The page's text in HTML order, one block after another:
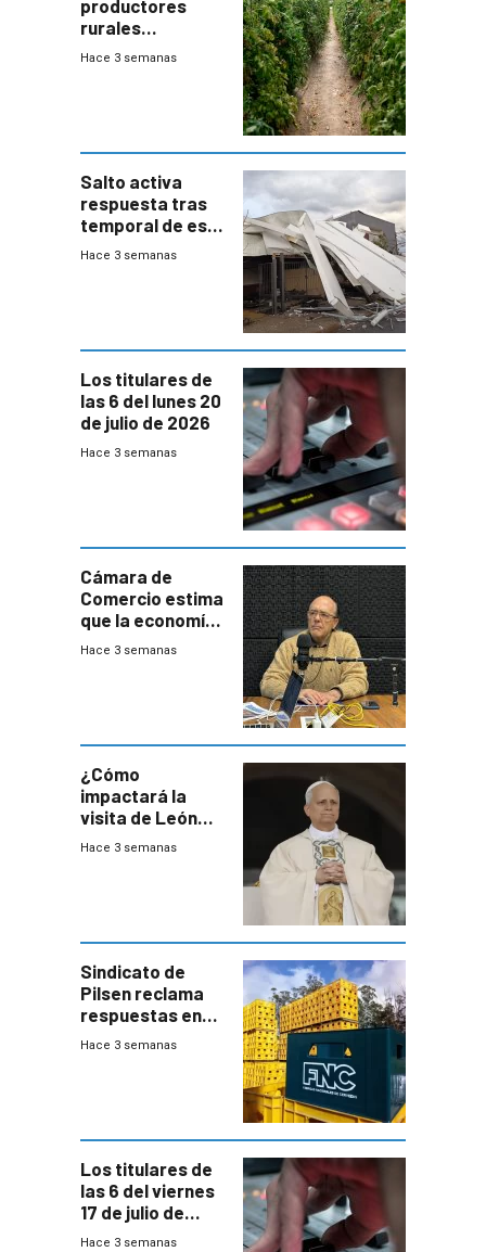
productores
rurales
afectados tras
Hace 3 semanas
Salto activa
respuesta tras
temporal de este
sábado con
Hace 3 semanas
Los titulares de
las 6 del lunes 20
de julio de 2026
Hace 3 semanas
Cámara de
Comercio estima
que la economía
crecerá 1,6%
Hace 3 semanas
¿Cómo
impactará la
visita de León
XIV a Uruguay?
Hace 3 semanas
Sindicato de
Pilsen reclama
respuestas en
medio de
Hace 3 semanas
Los titulares de
las 6 del viernes
17 de julio de
2026
Hace 3 semanas